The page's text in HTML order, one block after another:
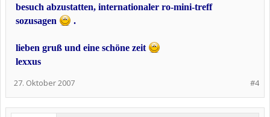
besuch abzustatten, internationaler ro-mini-treff
sozusagen
.
lieben gruß und eine schöne zeit
lexxus
#4
27. Oktober 2007